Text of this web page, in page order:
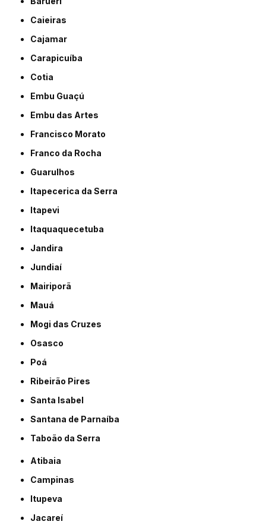
Caieiras
Cajamar
Carapicuíba
Cotia
Embu Guaçú
Embu das Artes
Francisco Morato
Franco da Rocha
Guarulhos
Itapecerica da Serra
Itapevi
Itaquaquecetuba
Jandira
Jundiaí
Mairiporã
Mauá
Mogi das Cruzes
Osasco
Poá
Ribeirão Pires
Santa Isabel
Santana de Parnaíba
Taboão da Serra
Atibaia
Campinas
Itupeva
Jacareí